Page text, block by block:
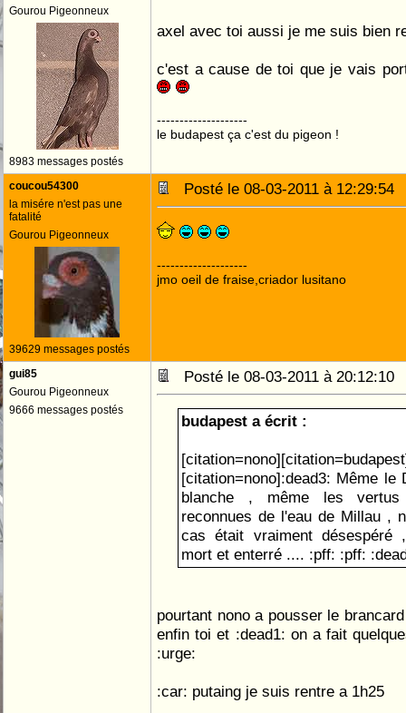
Gourou Pigeonneux
8983 messages postés
axel avec toi aussi je me suis bien
c'est a cause de toi que je vais
--------------------
le budapest ça c'est du pigeon !
coucou54300
la misére n'est pas une
fatalité
Gourou Pigeonneux
39629 messages postés
Posté le 08-03-2011 à
--------------------
jmo oeil de fraise,criador lusitano
gui85
Gourou Pigeonneux
9666 messages postés
Posté le 08-03-2011 à
budapest a écrit :
[citation=nono]:dead3: Même le
blanche , même les vertus
reconnues de l'eau de Millau ,
cas était vraiment désespéré
mort et enterré .... :pff: :pff:
pourtant nono a pousser le
enfin toi et :dead1: on a fait
:urge:
:car: putaing je suis rentre a 1h25